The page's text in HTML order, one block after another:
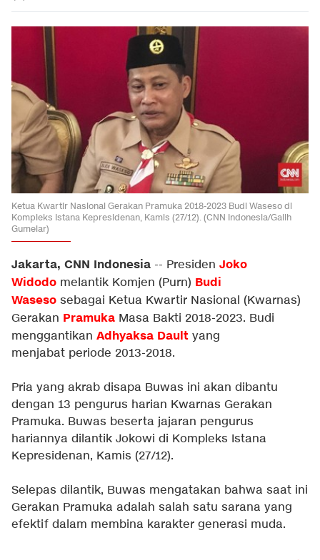
Ketua Kwartir Nasional Gerakan Pramuka 2018-2023 Budi Waseso di
Kompleks Istana Kepresidenan, Kamis (27/12). (CNN Indonesia/Galih
Gumelar)
Jakarta, CNN Indonesia -- Presiden Joko
Widodo melantik Komjen (Purn) Budi
Waseso sebagai Ketua Kwartir Nasional (Kwarnas)
Gerakan Pramuka Masa Bakti 2018-2023. Budi
menggantikan Adhyaksa Dault yang
menjabat periode 2013-2018.
Pria yang akrab disapa Buwas ini akan dibantu
dengan 13 pengurus harian Kwarnas Gerakan
Pramuka. Buwas beserta jajaran pengurus
hariannya dilantik Jokowi di Kompleks Istana
Kepresidenan, Kamis (27/12).
Selepas dilantik, Buwas mengatakan bahwa saat ini
Gerakan Pramuka adalah salah satu sarana yang
efektif dalam membina karakter generasi muda.